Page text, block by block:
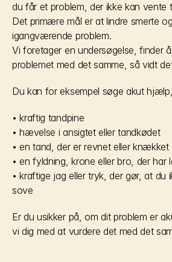
du får et problem, der ikke kan vente
Det primære mål er at lindre smerte
igangværende problem.
Vi foretager en undersøgelse, finder
problemet med det samme, så vidt
Du kan for eksempel søge akut
• kraftig tandpine
• hævelse i ansigtet eller tandkødet
• en tand, der er revnet eller knækket
• en fyldning, krone eller bro, der har
• kraftige jag eller tryk, der gør, at du
sove
Er du usikker på, om dit problem er
vi dig med at vurdere det med det